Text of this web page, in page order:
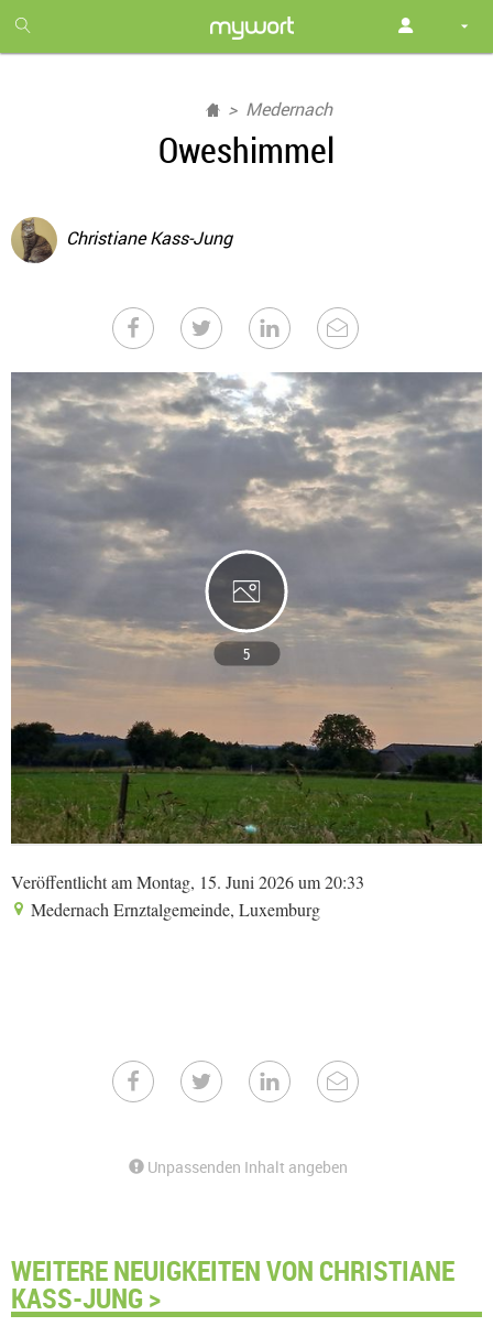
month
free
Medernach
Oweshimmel
Christiane Kass-Jung
5
Veröffentlicht am Montag, 15. Juni 2026 um 20:33
Medernach Ernztalgemeinde, Luxemburg
Unpassenden Inhalt angeben
WEITERE NEUIGKEITEN VON CHRISTIANE
KASS-JUNG >